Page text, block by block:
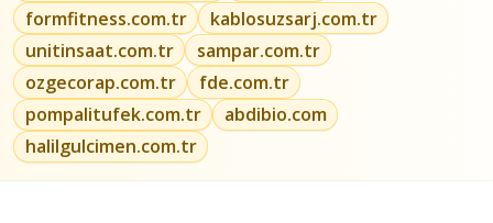
formfitness.com.tr
kablosuzsarj.com.tr
unitinsaat.com.tr
sampar.com.tr
ozgecorap.com.tr
fde.com.tr
pompalitufek.com.tr
abdibio.com
halilgulcimen.com.tr